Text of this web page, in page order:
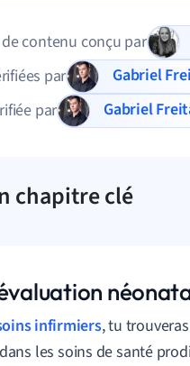
contenu conçu par
par
Gabriel
par
Gabriel
chapitre clé
infirmiers, tu
les soins de santé